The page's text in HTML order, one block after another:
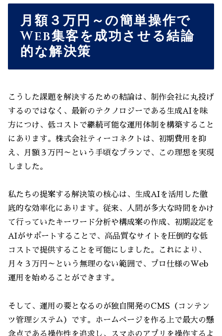
月額３万円～の簡単操作で
Web集客を成功させる結論
的な解決策
こうした課題を解決するための結論は、制作会社に丸投げ
するのではなく、最新のテクノロジーである生成AIを味
方につけ、低コストで継続可能な運用体制を構築すること
にあります。株式会社ティーコネクトは、初期費用を抑
え、月額３万円～という手頃なプランで、この理想を実現
しました。
私たちの提案する解決策の核心は、生成AIを活用した徹
底的な効率化にあります。従来、人間が多大な時間をかけ
て行っていたキーワード分析や構成案の作成、初期設定を
AIがサポートすることで、高品質なサイトを圧倒的な低
コストで提供することを可能にしました。これにより、
月々３万円～という無理のない範囲で、プロ仕様のWeb
運用を始めることができます。
そして、運用の要となるのが独自開発のCMS（コンテン
ツ管理システム）です。ホームページを作る上で最大の懸
念点である操作性を追求し、スマホのアプリを操作するよ